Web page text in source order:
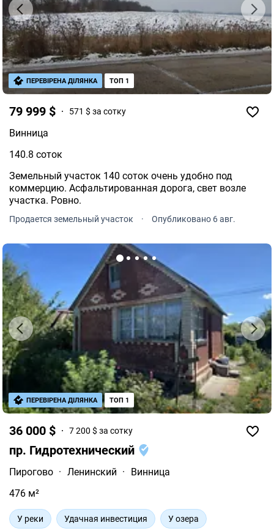
79 999 $ 571 $ за сотку
Винница
140.8 соток
Земельный участок 140 соток очень удобно под
коммерцию. Асфальтированная дорога, свет возле
участка. Ровно.
Продается земельный участок · Опубликовано 6 авг.
ПЕРЕВІРЕНА ДІЛЯНКА ТОП 1
36 000 $ 7 200 $ за сотку
пр. Гидротехнический
Пирогово · Ленинский ·
Винница
476 м²
У реки Удачная инвестиция У озера
ПЕРЕВІРЕНА ДІЛЯНКА ТОП 1